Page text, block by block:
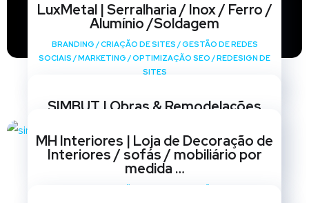
LuxMetal | Serralharia / Inox / Ferro /
Alumínio /Soldagem
BRANDING /CRIAÇÃO DE SITES /GESTÃO DE REDES
SOCIAIS /MARKETING /OPTIMIZAÇÃO SEO /REDESIGN DE
SITES
SIMBUT | Obras & Remodelações
SOCIAIS /MARKETING OPTIMIZAÇÃO SEO/ REDESIGN DE
SITES
MH Interiores | Loja de Decoração de
Interiores / sofás / mobiliário por
medida …